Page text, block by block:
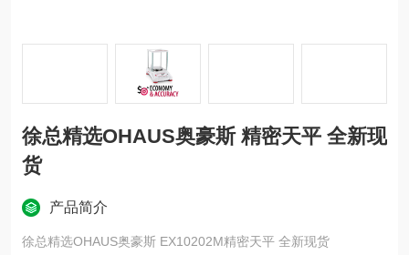
徐总精选OHAUS奥豪斯 精密天平 全新现
货
产品简介
徐总精选OHAUS奥豪斯 EX10202M精密天平 全新现货